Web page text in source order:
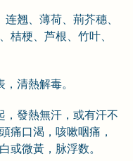
翘、薄荷、荊芥穗、
桔梗、芦根、竹叶、
清熱解毒。
，發熱無汗，或有汗不
痛口渴，咳嗽咽痛，
或微黃，脉浮数。